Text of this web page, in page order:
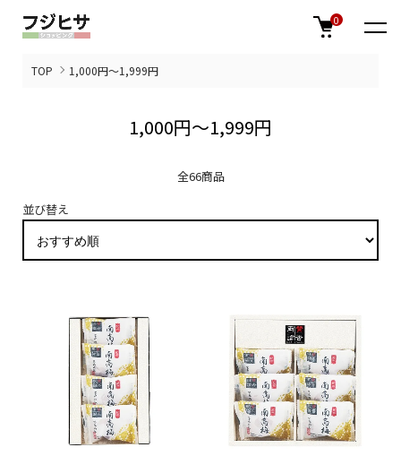
0
TOP 1,000円～1,999円
1,000円～1,999円
全66商品
並び替え